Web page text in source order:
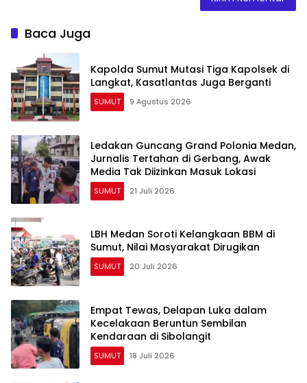
Baca Juga
Kapolda Sumut Mutasi Tiga Kapolsek di
Langkat, Kasatlantas Juga Berganti
SUMUT 9 Agustus 2026
Ledakan Guncang Grand Polonia Medan,
Jurnalis Tertahan di Gerbang, Awak
Media Tak Diizinkan Masuk Lokasi
SUMUT 21 Juli 2026
LBH Medan Soroti Kelangkaan BBM di
Sumut, Nilai Masyarakat Dirugikan
SUMUT 20 Juli 2026
Empat Tewas, Delapan Luka dalam
Kecelakaan Beruntun Sembilan
Kendaraan di Sibolangit
SUMUT 18 Juli 2026